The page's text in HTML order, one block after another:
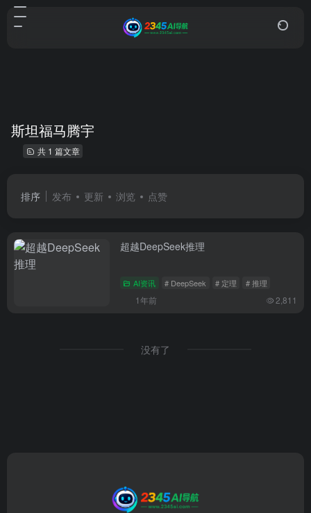
斯坦福马腾宇
共 1 篇文章
排序 发布 更新 浏览 点赞
超越DeepSeek推理
AI资讯 # DeepSeek # 定理 # 推理
1年前 2,811
没有了